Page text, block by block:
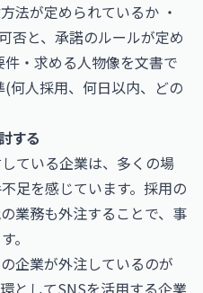
法が定められているか ・
否と、承諾のルールが定め
・求める人物像を文書で
何人採用、何日以内、どの
する
ている企業は、多くの場
足を感じています。採用の
業務も外注することで、事
。
企業が外注しているのが
としてSNSを活用する企業